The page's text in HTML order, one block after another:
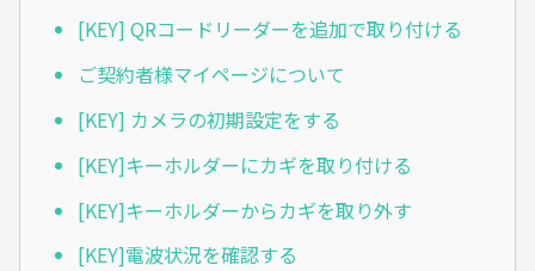
[KEY] QRコードリーダーを追加で取り付ける
ご契約者様マイページについて
[KEY] カメラの初期設定をする
[KEY]キーホルダーにカギを取り付ける
[KEY]キーホルダーからカギを取り外す
[KEY]電波状況を確認する